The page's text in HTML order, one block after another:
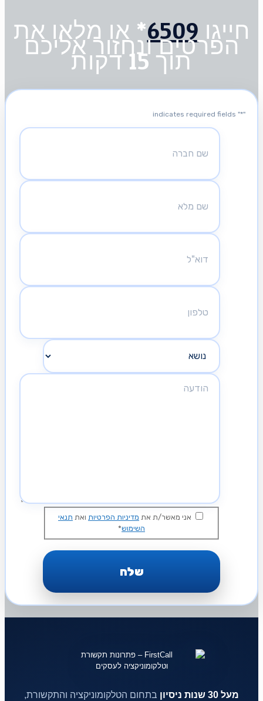
חייגו 6509* או מלאו את
הפרטים ונחזור אליכם
תוך 15 דקות
"
*
" indicates required fields
אני מאשר/ת את מדיניות הפרטיות ואת תנאי
השימוש*
מעל 30 שנות ניסיון בתחום הטלקומוניקציה והתקשורת,